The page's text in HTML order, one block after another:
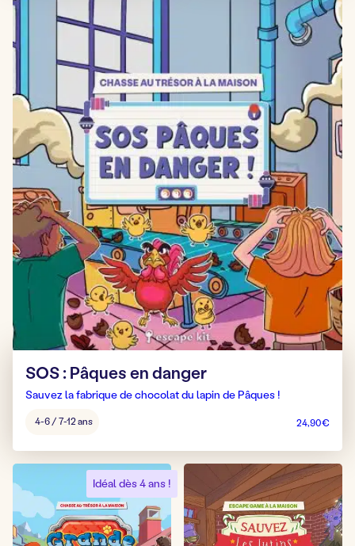
SOS : Pâques en danger
Sauvez la fabrique de chocolat du lapin de Pâques !
pour
:
4-6 / 7-12 ans 24,90€
Idéal dès 4 ans !